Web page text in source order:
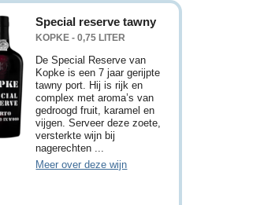
Special reserve tawny
KOPKE - 0,75 LITER
De Special Reserve van
Kopke is een 7 jaar gerijpte
tawny port. Hij is rijk en
complex met aroma’s van
gedroogd fruit, karamel en
vijgen. Serveer deze zoete,
versterkte wijn bij
nagerechten ...
Meer over deze wijn